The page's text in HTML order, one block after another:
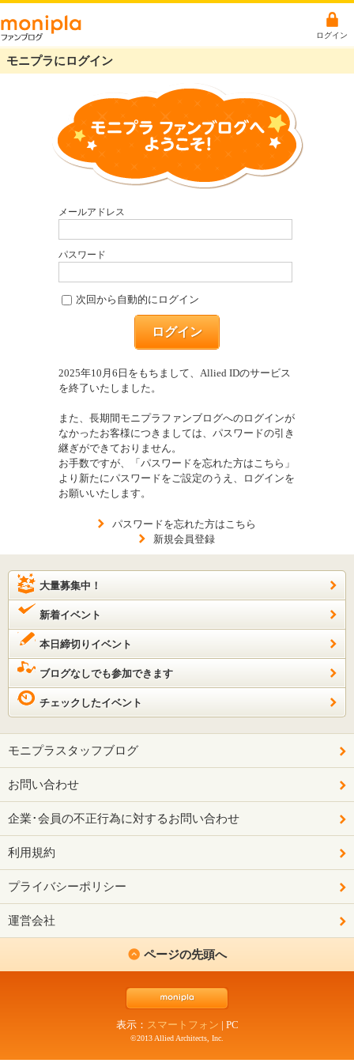
ログイン
モニプラにログイン
メールアドレス
パスワード
次回から自動的にログイン
ログイン
2025年10月6日をもちまして、Allied IDのサービス
を終了いたしました。
また、長期間モニプラファンブログへのログインが
なかったお客様につきましては、パスワードの引き
継ぎができておりません。
お手数ですが、「パスワードを忘れた方はこちら」
より新たにパスワードをご設定のうえ、ログインを
お願いいたします。
パスワードを忘れた方はこちら
新規会員登録
大量募集中！
新着イベント
本日締切りイベント
ブログなしでも参加できます
チェックしたイベント
モニプラスタッフブログ
お問い合わせ
企業･会員の不正行為に対するお問い合わせ
利用規約
プライバシーポリシー
運営会社
ページの先頭へ
表示： スマートフォン | PC
©2013 Allied Architects, Inc.